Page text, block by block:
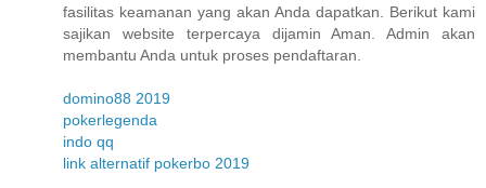
fasilitas keamanan yang akan Anda dapatkan. Berikut kami
sajikan website terpercaya dijamin Aman. Admin akan
membantu Anda untuk proses pendaftaran.
domino88 2019
pokerlegenda
indo qq
link alternatif pokerbo 2019